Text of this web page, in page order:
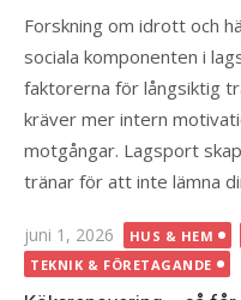
Forskning om idrott och
sociala komponenten i
faktorerna för långsiktig
kräver mer intern
motgångar. Lagsport
tränar för att inte lämna
Publicerad
den
juni 1, 2026 HUS & HEM
TEKNIK & FÖRETAGANDE